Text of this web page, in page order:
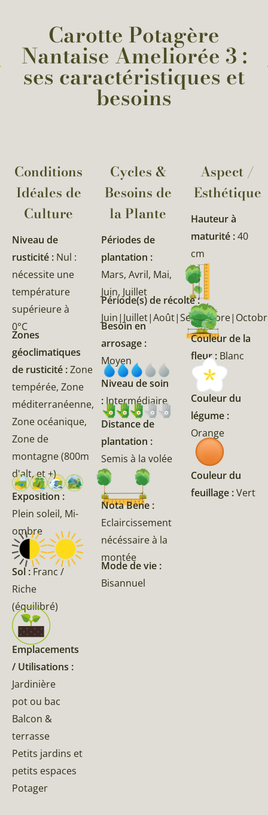
Carotte Potagère
Nantaise Ameliorée 3 :
ses caractéristiques et
besoins
Conditions
Idéales de
Culture
Niveau de
rusticité : Nul :
nécessite une
température
supérieure à
0°C
Zones
géoclimatiques
de rusticité :Zone
tempérée, Zone
méditerranéenne,
Zone océanique,
Zone de
montagne (800m
d'alt, et +)
Exposition :
Plein soleil, Mi-
ombre
Sol : Franc /
Riche
(équilibré)
Emplacements
/ Utilisations :
Jardinière
pot ou bac
Balcon &
terrasse
Petits jardins et
petits espaces
Potager
Cycles &
Besoins de
la Plante​
Périodes de
plantation :
Mars, Avril, Mai,
Juin, Juillet
Période(s) de récolte :
Besoin en
arrosage :
Moyen
Niveau de soin
: Intermédiaire
Distance de
plantation :
Semis à la volée
Nota Bene :
Eclaircissement
nécéssaire à la
montée
Mode de vie :
Bisannuel
Aspect /
Esthétique
Hauteur à
maturité :40
cm
Couleur de la
fleur : Blanc
Couleur du
légume :
Orange
Couleur du
feuillage :Vert